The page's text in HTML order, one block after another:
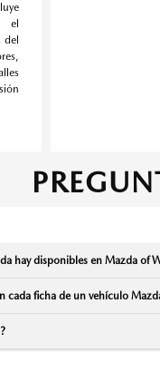
el
del
hay disponibles en Mazda of
cada ficha de un vehículo